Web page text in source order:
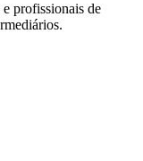
profissionais de